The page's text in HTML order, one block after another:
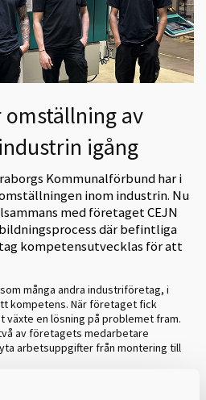
av
igång
Kommunalförbund har i
inom industrin. Nu
med företaget CEJN
där befintliga
kompetensutvecklas för att
många andra industriföretag, i
kompetens. När företaget fick
växte en lösning på problemet fram.
av företagets medarbetare
arbetsuppgifter från montering till
oss att hitta ett upplägg som passar